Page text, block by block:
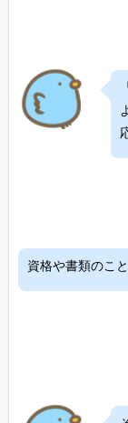
資格や書類のこ